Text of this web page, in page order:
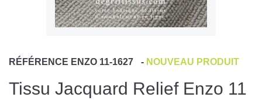
RÉFÉRENCE ENZO 11-1627 - NOUVEAU PRODUIT
Tissu Jacquard Relief Enzo 11